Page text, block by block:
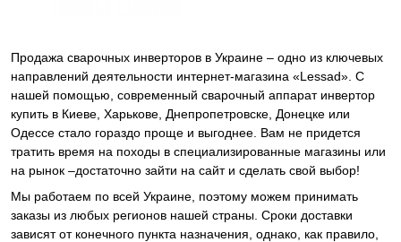
Продажа сварочных инверторов в Украине – одно из ключевых
направлений деятельности интернет-магазина «Lessad». С
нашей помощью, современный сварочный аппарат инвертор
купить в Киеве, Харькове, Днепропетровске, Донецке или
Одессе стало гораздо проще и выгоднее. Вам не придется
тратить время на походы в специализированные магазины или
на рынок –достаточно зайти на сайт и сделать свой выбор!
Мы работаем по всей Украине, поэтому можем принимать
заказы из любых регионов нашей страны. Сроки доставки
зависят от конечного пункта назначения, однако, как правило,